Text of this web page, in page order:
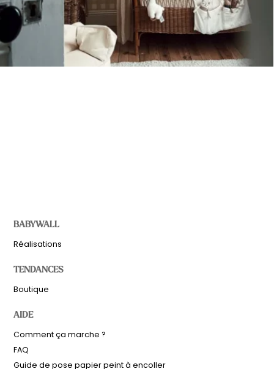
BABYWALL
Réalisations
TENDANCES
Boutique
AIDE
Comment ça marche ?
FAQ
Guide de pose papier peint à encoller